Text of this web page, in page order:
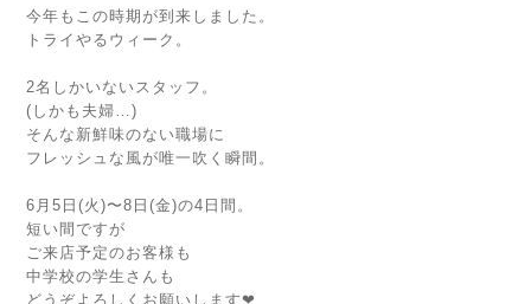
今年もこの時期が到来しました。
トライやるウィーク。
2名しかいないスタッフ。
(しかも夫婦…)
そんな新鮮味のない職場に
フレッシュな風が唯一吹く瞬間。
6月5日(火)〜8日(金)の4日間。
短い間ですが
ご来店予定のお客様も
中学校の学生さんも
どうぞよろしくお願いします❤︎